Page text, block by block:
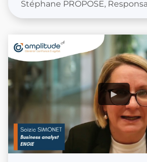
Stéphane PROPOSE,